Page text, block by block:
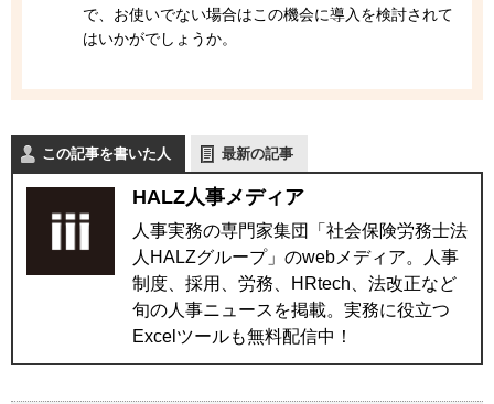
で、お使いでない場合はこの機会に導入を検討されて
はいかがでしょうか。
この記事を書いた人 最新の記事
HALZ人事メディア
人事実務の専門家集団「社会保険労務士法
人HALZグループ」のwebメディア。人事
制度、採用、労務、HRtech、法改正など
旬の人事ニュースを掲載。実務に役立つ
Excelツールも無料配信中！